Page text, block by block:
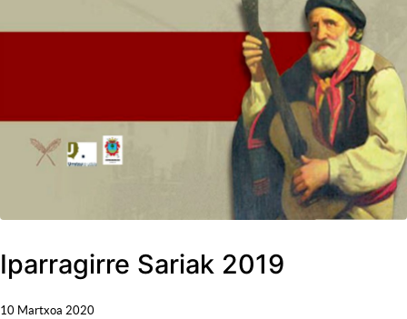
Iparragirre Sariak 2019
10 Martxoa 2020